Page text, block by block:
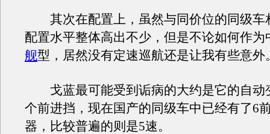
其次在配置上，虽然与同价位的同级车
配置水平整体高出不少，但是不论如何作为
舰型，居然没有定速巡航还是让我有些意外
戈蓝最可能受到诟病的大约是它的自动
个前进挡，现在国产的同级车中已经有了6
器，比较普遍的则是5速。